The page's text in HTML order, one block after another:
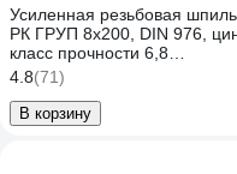
Усиленная резьбовая
РК ГРУП 8x200, DIN 976,
класс прочности 6,8
РКГ00003710
4.8(71)
В корзину